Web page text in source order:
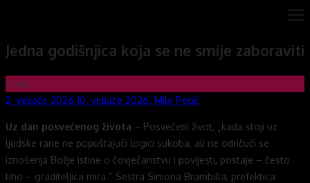
content
Jedna godišnjica koja se ne smije zaboraviti
2 velj
Posted
2. veljače 2026.10. veljače 2026. Author
Mile Pecić
Uz dan posvećenog života – Posvećeni život, „kada stoji uz
ljudske rane ne popuštajući logici sukoba, ali ne odričući se
iznošenja Božje istine o čovječanstvu i povijesti, postaje – često
tiho – graditeljica mira.“ Sestra Simona Brambilla, prefektica